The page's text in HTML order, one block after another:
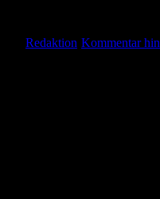
Redaktion Kommentar